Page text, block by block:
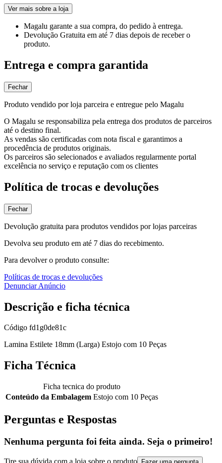
Ver mais sobre a loja
Magalu garante a sua compra, do pedido à entrega.
Devolução Gratuita em até 7 dias depois de receber o
produto.
Entrega e compra garantida
Fechar
Produto vendido por loja parceira e entregue pelo Magalu
O Magalu se responsabiliza pela entrega dos produtos de parceiros
até o destino final.
As vendas são certificadas com nota fiscal e garantimos a
procedência de produtos originais.
Os parceiros são selecionados e avaliados regularmente portal
excelência no serviço e reputação com os clientes
Política de trocas e devoluções
Fechar
Devolução gratuita para produtos vendidos por lojas parceiras
Devolva seu produto em até 7 dias do recebimento.
Para devolver o produto consulte:
Políticas de trocas e devoluções
Denunciar Anúncio
Descrição e ficha técnica
Código fd1g0de81c
Lamina Estilete 18mm (Larga) Estojo com 10 Peças
Ficha Técnica
Ficha tecnica do produto
Conteúdo da Embalagem Estojo com 10 Peças
Perguntas e Respostas
Nenhuma pergunta foi feita ainda. Seja o primeiro!
Tire sua dúvida com a loja sobre o produto